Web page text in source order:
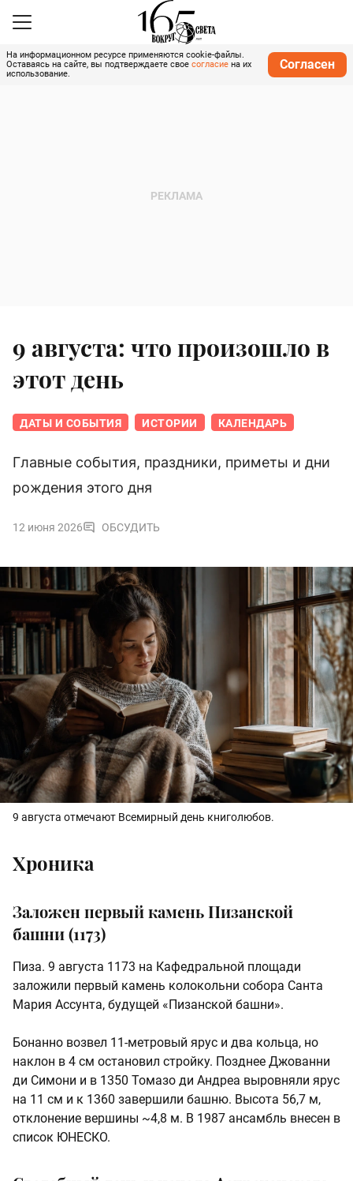
На информационном ресурсе применяются cookie-файлы.
Оставаясь на сайте, вы подтверждаете свое согласие на их
использование.
Согласен
9 августа: что произошло в
этот день
ДАТЫ И СОБЫТИЯ ИСТОРИИ КАЛЕНДАРЬ
Главные события, праздники, приметы и дни
рождения этого дня
12 июня 2026 ОБСУДИТЬ
9 августа отмечают Всемирный день книголюбов.
Хроника
Заложен первый камень Пизанской
башни (1173)
Пиза. 9 августа 1173 на Кафедральной площади
заложили первый камень колокольни собора Санта
Мария Ассунта, будущей «Пизанской башни».
Бонанно возвел 11‑метровый ярус и два кольца, но
наклон в 4 см остановил стройку. Позднее Джованни
ди Симони и в 1350 Томазо ди Андреа выровняли ярус
на 11 см и к 1360 завершили башню. Высота 56,7 м,
отклонение вершины ~4,8 м. В 1987 ансамбль внесен в
список ЮНЕСКО.